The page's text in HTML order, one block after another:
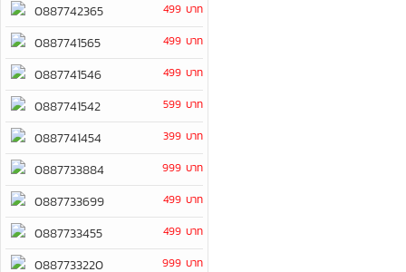
0887742365 499 บาท
0887741565 499 บาท
0887741546 499 บาท
0887741542 599 บาท
0887741454 399 บาท
0887733884 999 บาท
0887733699 499 บาท
0887733455 499 บาท
0887733220 999 บาท